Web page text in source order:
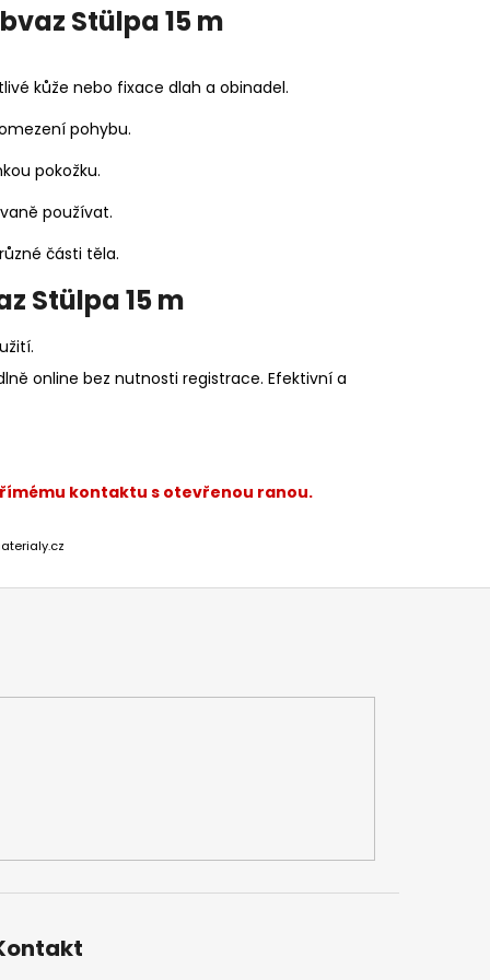
Stülpa 15 m
kůže nebo fixace dlah a obinadel.
pohybu.
pokožku.
používat.
části těla.
Stülpa 15 m
online bez nutnosti registrace. Efektivní a
kontaktu s otevřenou ranou.